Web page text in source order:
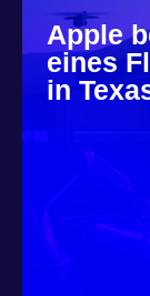
Apple
eines
in